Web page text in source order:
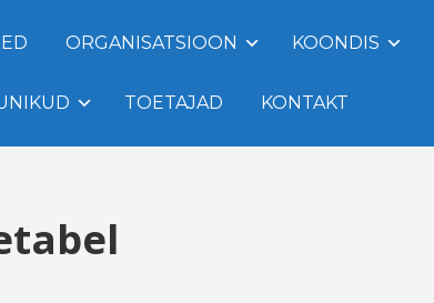
ORGANISATSIOON KOONDIS
TOETAJAD KONTAKT